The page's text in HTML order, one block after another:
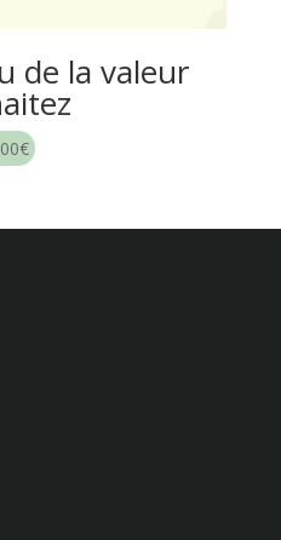
de la valeur
€